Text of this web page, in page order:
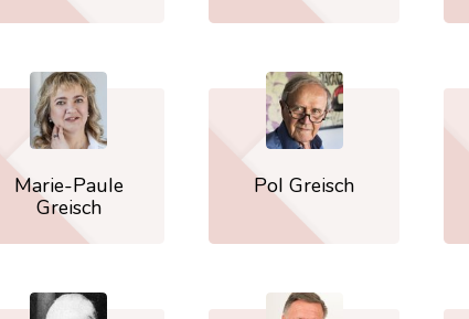
Marie-Paule
Greisch
Pol Greisch